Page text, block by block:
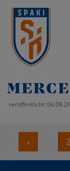
veröffentlicht: 06.08.26
‹